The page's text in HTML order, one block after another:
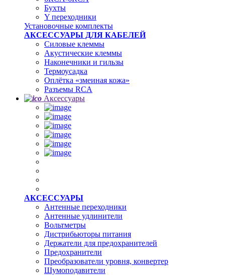
Бухты
Y переходники
Установочные комплекты
АКСЕССУАРЫ ДЛЯ КАБЕЛЕЙ
Силовые клеммы
Акустические клеммы
Наконечники и гильзы
Термоусадка
Oплётка «змеиная кожа»
Разъемы RCA
Аксессуары
АКСЕССУАРЫ
Антенные переходники
Антенные удлинители
Вольтметры
Дистрибьюторы питания
Держатели для предохранителей
Предохранители
Преобразователи уровня, конвертер
Шумоподавители